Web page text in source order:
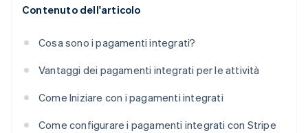
Contenuto dell'articolo
Cosa sono i pagamenti integrati?
Vantaggi dei pagamenti integrati per le attività
Come Iniziare con i pagamenti integrati
Come configurare i pagamenti integrati con Stripe